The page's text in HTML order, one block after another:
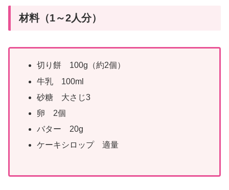
材料（1～2人分）
切り餅 100g（約2個）
牛乳 100ml
砂糖 大さじ3
卵 2個
バター 20g
ケーキシロップ 適量